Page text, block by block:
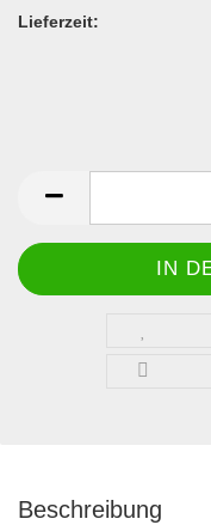
Lieferzeit:
Beschreibung